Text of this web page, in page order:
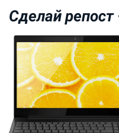
Сделай репост